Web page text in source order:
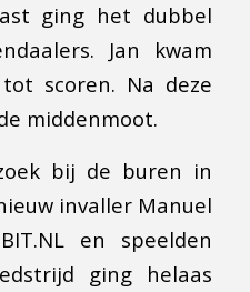
ging het dubbel
Jan kwam
scoren. Na deze
middenmoot.
bij de buren in
invaller Manuel
en speelden
ging helaas